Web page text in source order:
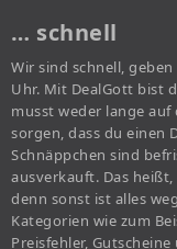
… schnell
Wir sind schnell,
Uhr. Mit DealGott bist
musst weder lange auf
sorgen, dass du einen
Schnäppchen sind
ausverkauft. Das
denn sonst ist alles
Kategorien wie zum
Preisfehler,